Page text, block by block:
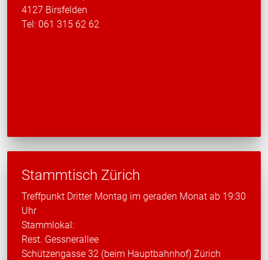
4127 Birsfelden
Tel: 061 315 62 62
Stammtisch Zürich
Treffpunkt Dritter Montag im geraden Monat ab 19:30
Uhr
Stammlokal:
Rest. Gessnerallee
Schützengasse 32 (beim Hauptbahnhof) Zürich